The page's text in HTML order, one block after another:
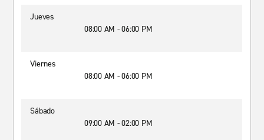
Jueves
08:00 AM - 06:00 PM
Viernes
08:00 AM - 06:00 PM
Sábado
09:00 AM - 02:00 PM